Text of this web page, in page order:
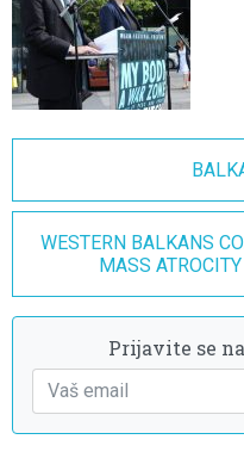
WESTERN BALKANS
MASS
Prijavite se